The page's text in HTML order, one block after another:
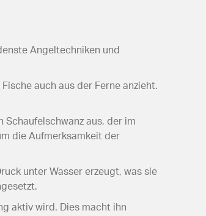
Angeltechniken und
auch aus der Ferne anzieht.
aus, der im
die Aufmerksamkeit der
unter Wasser erzeugt, was sie
aktiv wird. Dies macht ihn